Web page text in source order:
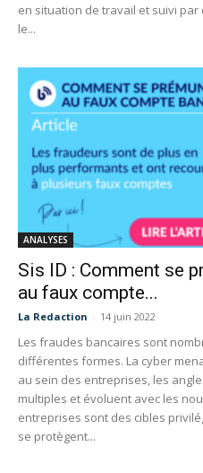
en situation de travail et suivi par
le...
ANALYSES
Sis ID : Comment se
au faux compte...
La Redaction - 14 juin 2022
Les fraudes bancaires sont
différentes formes. La cyber
au sein des entreprises, les
multiples et évoluent avec les
entreprises sont des cibles
se protègent...